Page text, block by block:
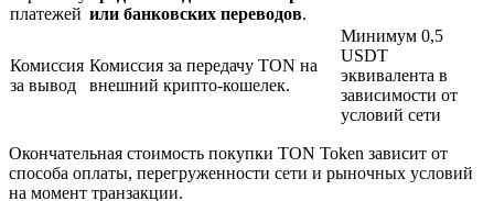
платежей или банковских переводов.
Комиссия
за вывод
Комиссия за передачу TON на
внешний крипто-кошелек.
Минимум 0,5
USDT
эквивалента в
зависимости от
условий сети
Окончательная стоимость покупки TON Token зависит от
способа оплаты, перегруженности сети и рыночных условий
на момент транзакции.